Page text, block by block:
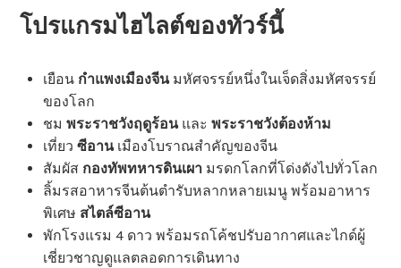
โปรแกรมไฮไลต์ของทัวร์นี้
เยือน กำแพงเมืองจีนมหัศจรรย์หนึ่งในเจ็ดสิ่งมหัศจรรย์
ของโลก
ชม พระราชวังฤดูร้อนและ พระราชวังต้องห้าม
เที่ยว ซีอานเมืองโบราณสำคัญของจีน
สัมผัส กองทัพทหารดินเผามรดกโลกที่โด่งดังไปทั่วโลก
ลิ้มรสอาหารจีนต้นตำรับหลากหลายเมนู พร้อมอาหาร
พิเศษ สไตล์ซีอาน
พักโรงแรม 4 ดาว พร้อมรถโค้ชปรับอากาศและไกด์ผู้
เชี่ยวชาญดูแลตลอดการเดินทาง